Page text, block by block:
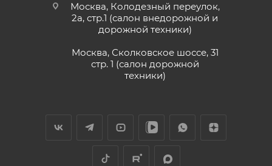
Москва, Колодезный переулок,
2а, стр.1 (салон внедорожной и
дорожной техники)
Москва, Сколковское шоссе, 31
стр. 1 (салон дорожной
техники)